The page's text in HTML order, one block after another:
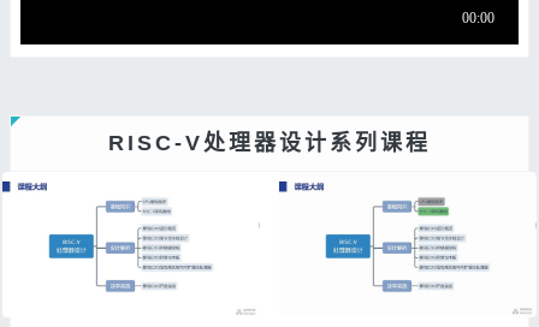
RISC-V处理器设计系列课程